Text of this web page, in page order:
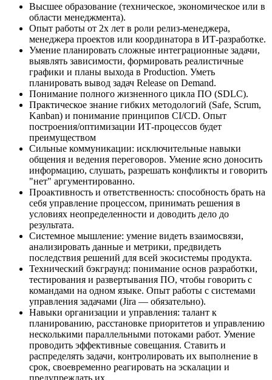
Высшее образование (техническое, экономическое или в
области менеджмента).
Опыт работы от 2х лет в роли релиз-менеджера,
менеджера проектов или координатора в ИТ-разработке.
Умение планировать сложные интеграционные задачи,
выявлять зависимости, формировать реалистичные
графики и планы выхода в Production. Уметь
планировать вывод задач Release on Demand.
Понимание полного жизненного цикла ПО (SDLC).
Практическое знание гибких методологий (Safe, Scrum,
Kanban) и понимание принципов CI/CD. Опыт
построения/оптимизации ИТ-процессов будет
преимуществом
Сильные коммуникации: исключительные навыки
общения и ведения переговоров. Умение ясно доносить
информацию, слушать, разрешать конфликты и говорить
"нет" аргументированно.
Проактивность и ответственность: способность брать на
себя управление процессом, принимать решения в
условиях неопределенности и доводить дело до
результата.
Системное мышление: умение видеть взаимосвязи,
анализировать данные и метрики, предвидеть
последствия решений для всей экосистемы продукта.
Технический бэкграунд: понимание основ разработки,
тестирования и развертывания ПО, чтобы говорить с
командами на одном языке. Опыт работы с системами
управления задачами (Jira — обязательно).
Навыки организации и управления: талант к
планированию, расстановке приоритетов и управлению
несколькими параллельными потоками работ. Умение
проводить эффективные совещания. Ставить и
распределять задачи, контролировать их выполнение в
срок, своевременно реагировать на эскалации и